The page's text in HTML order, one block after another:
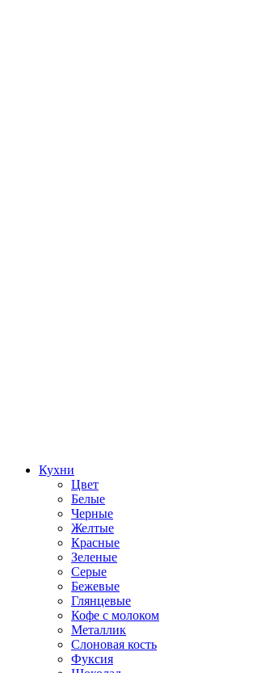
Кухни
Цвет
Белые
Черные
Желтые
Красные
Зеленые
Серые
Бежевые
Глянцевые
Кофе с молоком
Металлик
Слоновая кость
Фуксия